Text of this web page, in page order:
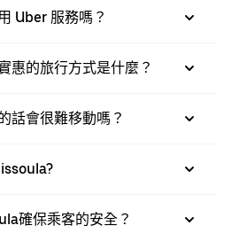
Uber 服務嗎？
惠的旅行方式是什麼？
話會很難移動嗎？
確保乘客的安全？